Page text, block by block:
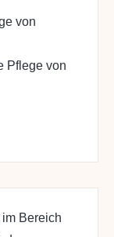
von
Pflege von
Bereich